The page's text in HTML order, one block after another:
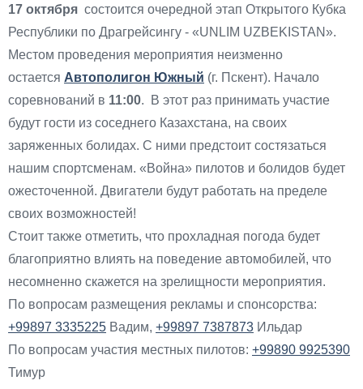
17 октября состоится очередной этап Открытого Кубка
Республики по Драгрейсингу - «UNLIM UZBEKISTAN».
Местом проведения мероприятия неизменно
остается Автополигон Южный (г. Пскент). Начало
соревнований в 11:00. В этот раз принимать участие
будут гости из соседнего Казахстана, на своих
заряженных болидах. С ними предстоит состязаться
нашим спортсменам. «Война» пилотов и болидов будет
ожесточенной. Двигатели будут работать на пределе
своих возможностей!
Стоит также отметить, что прохладная погода будет
благоприятно влиять на поведение автомобилей, что
несомненно скажется на зрелищности мероприятия.
По вопросам размещения рекламы и спонсорства:
+99897 3335225 Вадим, +99897 7387873 Ильдар
По вопросам участия местных пилотов: +99890 9925390
Тимур